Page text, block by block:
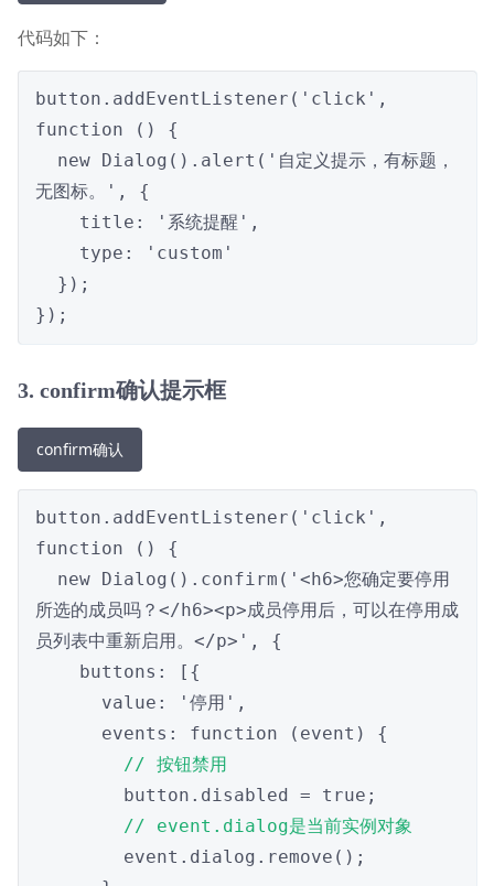
代码如下：
button.addEventListener('click',
function () {
无图标。', {
});
3. confirm确认提示框
confirm确认
button.addEventListener('click',
function () {
所选的成员吗？</h6><p>成员停用后，可以在停用成
员列表中重新启用。</p>', {
// 按钮禁用
// event.dialog是当前实例对象